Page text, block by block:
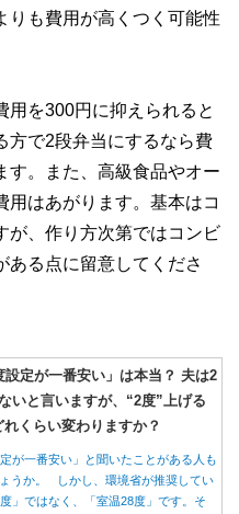
りも費用が高くつく可能性
用を300円に抑えられると
方で2段弁当にするなら費
す。また、高級食品やオー
用はあがります。基本はコ
が、作り方次第ではコンビ
ある点に留意してくださ
設定が一番安い」は本当？ 夫は2
いと言いますが、“2度”上げる
くらい変わりますか？
が一番安い」と聞いたことがある人も
うか。 しかし、環境省が推奨してい
」ではなく、「室温28度」です。そ